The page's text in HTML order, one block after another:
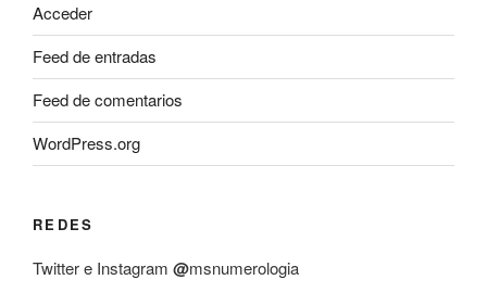
Acceder
Feed de entradas
Feed de comentarios
WordPress.org
REDES
Twitter e Instagram @msnumerologia